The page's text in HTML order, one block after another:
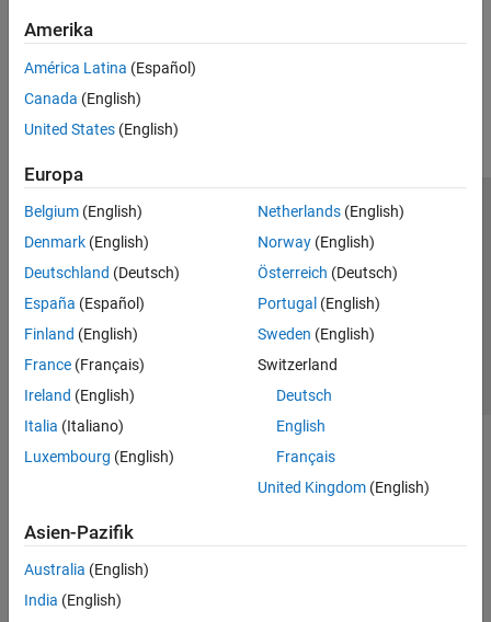
Amerika
América Latina (Español)
Canada (English)
United States (English)
Europa
Belgium (English)
Denmark (English)
Deutschland (Deutsch)
España (Español)
Finland (English)
France (Français)
Ireland (English)
Italia (Italiano)
Luxembourg (English)
Netherlands(English)
Norway(English)
Österreich (Deutsch)
Portugal (English)
Sweden (English)
Switzerland
Deutsch
English
Français
United Kingdom(English)
Asien-Pazifik
Australia (English)
India (English)
Trust Center
Datenschutz-Richtlinien
Datendiebstahl verhindern
Status von Anwendungen
© 1994-2026 The MathWorks, Inc.
Website auswählen
Deutschland